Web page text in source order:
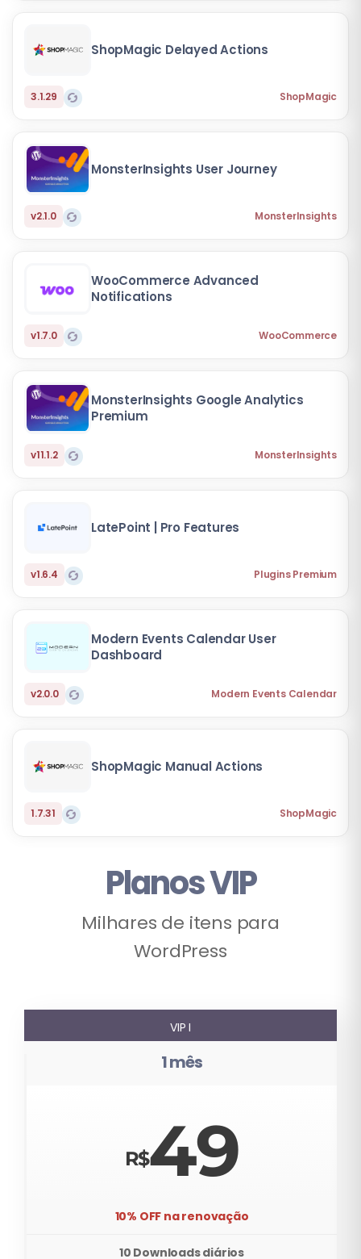
ShopMagic Delayed Actions
3.1.29 ShopMagic
MonsterInsights User Journey
v2.1.0 MonsterInsights
WooCommerce Advanced
Notifications
v1.7.0 WooCommerce
MonsterInsights Google Analytics
Premium
v11.1.2 MonsterInsights
LatePoint | Pro Features
v1.6.4 Plugins Premium
Modern Events Calendar User
Dashboard
v2.0.0 Modern Events Calendar
ShopMagic Manual Actions
1.7.31 ShopMagic
Planos VIP
Milhares de itens para
WordPress
VIP I
1 mês
49
10% OFF na renovação
10 Downloads diários